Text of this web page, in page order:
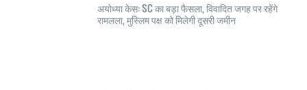
अयोध्या केस: SC का बड़ा फैसला, विवादित जगह पर रहेंगे
रामलला, मुस्लिम पक्ष को मिलेगी दूसरी जमीन